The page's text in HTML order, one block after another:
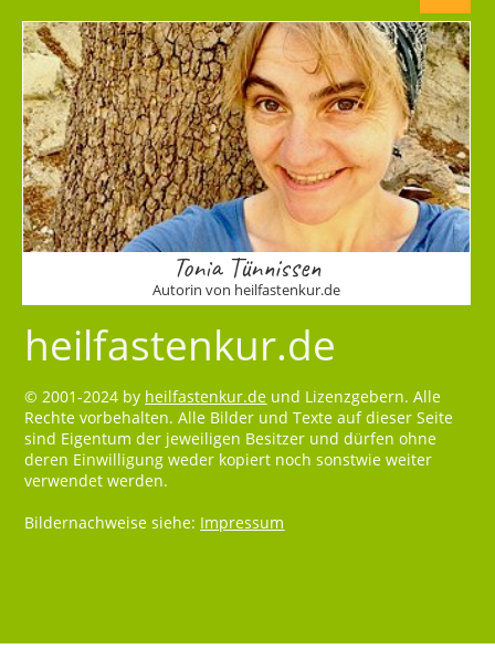
Tonia Tünnissen
Autorin von heilfastenkur.de
heilfastenkur.de
© 2001-2024 by heilfastenkur.de und Lizenzgebern. Alle
Rechte vorbehalten. Alle Bilder und Texte auf dieser Seite
sind Eigentum der jeweiligen Besitzer und dürfen ohne
deren Einwilligung weder kopiert noch sonstwie weiter
verwendet werden.
Bildernachweise siehe: Impressum